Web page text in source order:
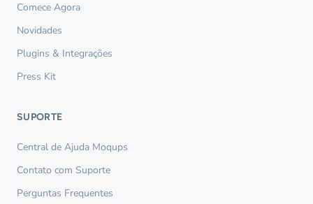
Comece Agora
Novidades
Plugins & Integrações
Press Kit
SUPORTE
Central de Ajuda Moqups
Contato com Suporte
Perguntas Frequentes